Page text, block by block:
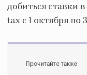
добиться ставки
tax с 1 октября по
Прочитайте также